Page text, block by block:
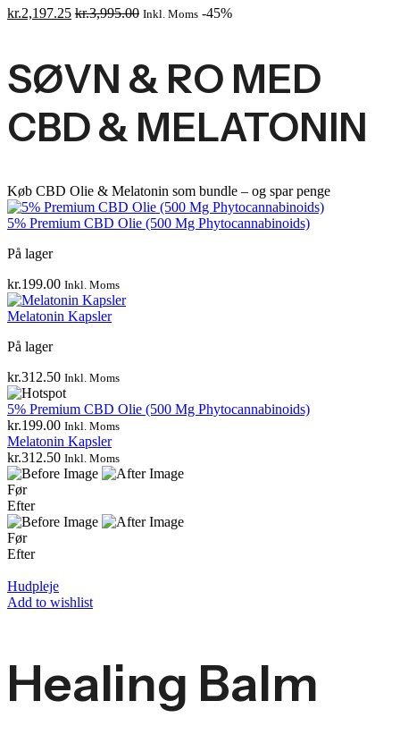
kr.2,197.25 kr.3,995.00 Inkl. Moms -45%
SØVN & RO MED
CBD & MELATONIN
Køb CBD Olie & Melatonin som bundle – og spar penge
5% Premium CBD Olie (500 Mg Phytocannabinoids)
På lager
kr.199.00 Inkl. Moms
Melatonin Kapsler
På lager
kr.312.50 Inkl. Moms
5% Premium CBD Olie (500 Mg Phytocannabinoids)
kr.199.00 Inkl. Moms
Melatonin Kapsler
kr.312.50 Inkl. Moms
Før
Efter
Før
Efter
Hudpleje
Add to wishlist
Healing Balm